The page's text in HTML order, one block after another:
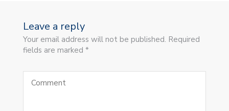
Leave a reply
Your email address will not be published. Required
fields are marked *